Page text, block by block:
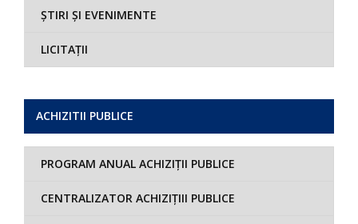
ȘTIRI ȘI EVENIMENTE
LICITAȚII
ACHIZITII PUBLICE
PROGRAM ANUAL ACHIZIȚII PUBLICE
CENTRALIZATOR ACHIZIȚIII PUBLICE